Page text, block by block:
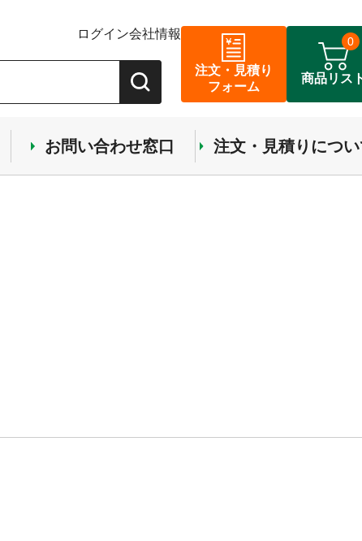
ログイン会社情報
注文・見積り
フォーム
商品リス
0
お問い合わせ窓口 注文・見積りにつ